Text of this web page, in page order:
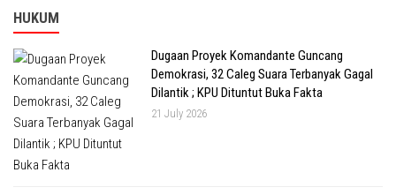
HUKUM
Dugaan Proyek Komandante Guncang
Demokrasi, 32 Caleg Suara Terbanyak Gagal
Dilantik ; KPU Dituntut Buka Fakta
21 July 2026